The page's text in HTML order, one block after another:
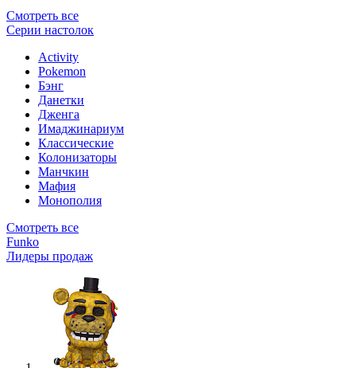
Смотреть все
Серии настолок
Activity
Pokemon
Бэнг
Данетки
Дженга
Имаджинариум
Классические
Колонизаторы
Манчкин
Мафия
Монополия
Смотреть все
Funko
Лидеры продаж